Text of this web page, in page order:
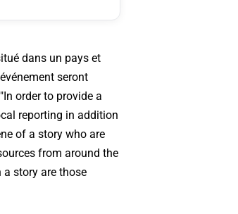
dans un pays et
seront
In order to provide a
reporting in addition
of a story who are
from around the
story are those